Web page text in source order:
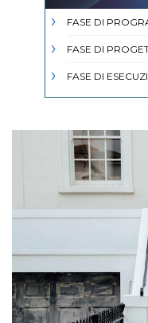
FASE DI
FASE DI
FASE DI